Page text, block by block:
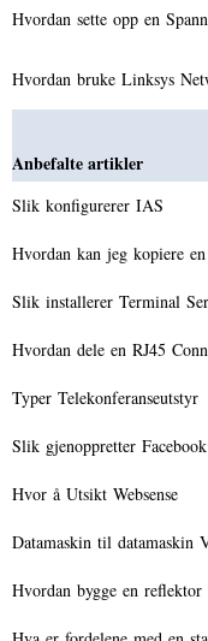
Hvordan sette opp en
Hvordan bruke Linksys
Anbefalte artikler
Slik konfigurerer IAS
Hvordan kan jeg kopiere
Slik installerer Terminal
Hvordan dele en RJ45
Typer Telekonferanseutstyr
Slik gjenoppretter
Hvor å Utsikt Websense
Datamaskin til datamaskin
Hvordan bygge en